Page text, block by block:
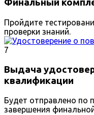
Финальный
Пройдите
проверки знаний.
7
Выдача
квалификации
Будет отправлено по
завершения